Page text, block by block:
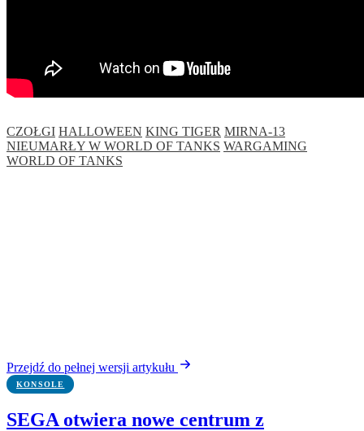
CZOŁGI HALLOWEEN KING TIGER MIRNA-13
NIEUMARŁY W WORLD OF TANKS WARGAMING
WORLD OF TANKS
Przejdź do pełnej wersji artykułu
KONSOLE
SEGA otwiera nowe centrum z